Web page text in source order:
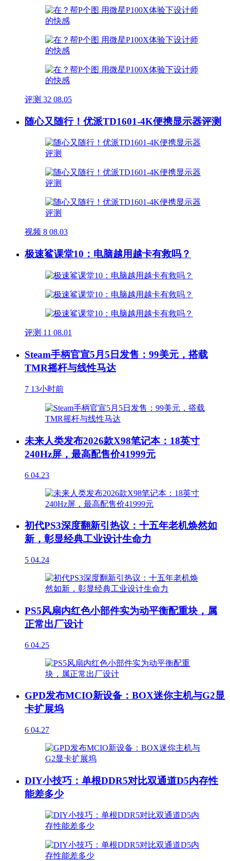
评测 32 08.05
随心又随行！优派TD1601-4K便携显示器评测
视频 8 08.03
极速鲨课堂10：电脑越用越卡有救吗？
评测 11 08.01
Steam手柄官宣5月5日发售：99美元，搭载
TMR摇杆与线性马达
7 13小时前
未来人类发布2026款X98笔记本：18英寸
240Hz屏，最高配售价41999元
6 04.23
初代PS3深度翻新引热议：十五年老机焕然如
新，彰显经典工业设计生命力
5 04.24
PS5风扇内红色小部件实为动平衡配重块，属
正常出厂设计
6 04.25
GPD发布MCIO新设备：BOX迷你主机与G2显
卡扩展坞
6 04.27
DIY小技巧：单根DDR5对比双通道D5内存性
能差多少